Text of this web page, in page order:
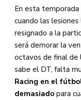
En esta temporada
cuando las
resignado a la
será demorar la
octavos de final de
sabe el DT, falta
Racing en el
demasiado para